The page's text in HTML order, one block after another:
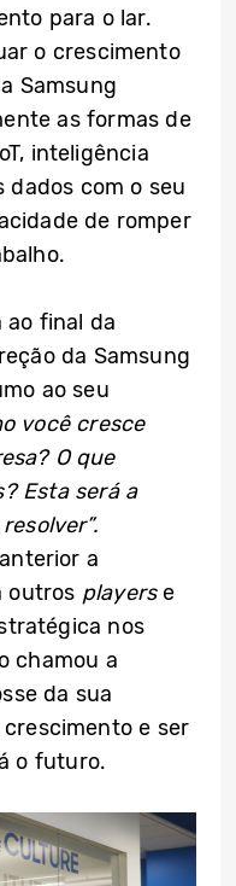
para o lar.
o crescimento
Samsung
as formas de
inteligência
dados com o seu
de romper
ao final da
da Samsung
ao seu
você cresce
O que
Esta será a
a
outros playerse
nos
chamou a
da sua
e ser
o futuro.